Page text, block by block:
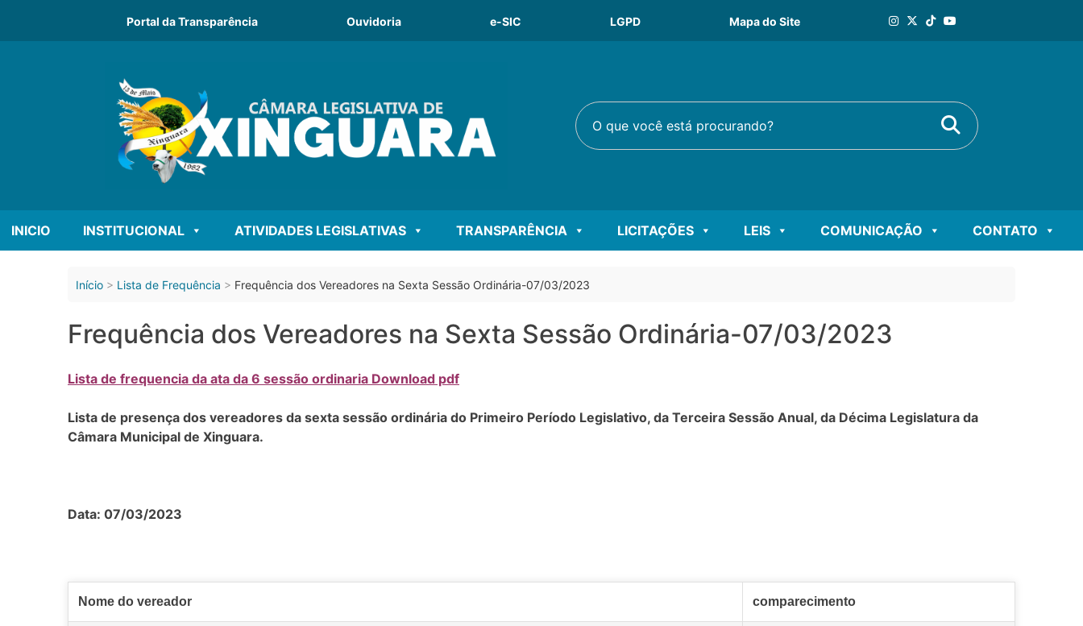
Portal da Transparência Ouvidoria e-SIC LGPD Mapa do Site
O que você está procurando? Buscar
INICIO INSTITUCIONAL ATIVIDADES LEGISLATIVAS TRANSPARÊNCIA LICITAÇÕES LEIS COMUNICAÇÃO CONTATO
Início Lista de Frequência Frequência dos Vereadores na Sexta Sessão Ordinária-07/03/2023
Frequência dos Vereadores na Sexta Sessão Ordinária-07/03/2023
Lista de frequencia da ata da 6 sessão ordinaria Download pdf
Lista de presença dos vereadores da sexta sessão ordinária do Primeiro Período Legislativo, da Terceira Sessão Anual, da Décima Legislatura da
Câmara Municipal de Xinguara.
Data: 07/03/2023
Nome do vereador comparecimento